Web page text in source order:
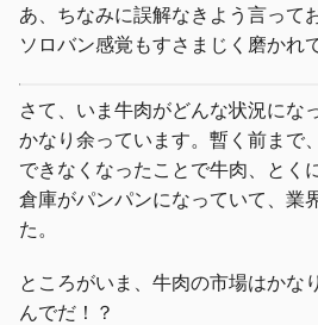
あ、ちなみに誤解なきよう言って
ソロバン感覚もすさまじく磨かれ
さて、いま牛肉がどんな状況にな
かなり余っています。暫く前まで
できなくなったことで牛肉、とく
倉庫がパンパンになっていて、業
た。
ところがいま、牛肉の市場はかな
んでだ！？